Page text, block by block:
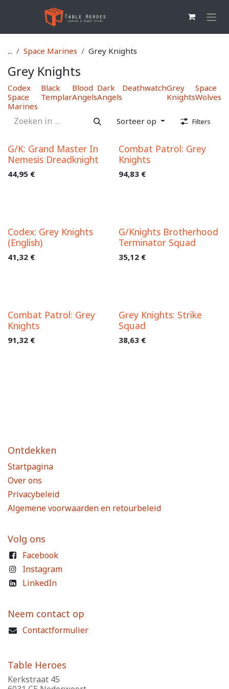
Overslaan naar inhoud
... Space Marines Grey Knights
Grey Knights
Codex
Space
Marines
Black
Templar
Blood
Angels
Dark
Angels
DeathwatchGrey
Knights
Space
Wolves
Sorteer op Filters
G/K: Grand Master In
Nemesis Dreadknight
44,95 €
Combat Patrol: Grey
Knights
94,83€
Codex: Grey Knights
(English)
41,32 €
G/Knights Brotherhood
Terminator Squad
35,12€
Combat Patrol: Grey
Knights
91,32 €
Grey Knights: Strike
Squad
38,63€
Ontdekken
Startpagina
Over ons
Privacybeleid
Algemene voorwaarden en retourbeleid
Volg ons
Facebook
Instagram
LinkedIn
Neem contact op
Contactformulier
Table Heroes
Kerkstraat 45